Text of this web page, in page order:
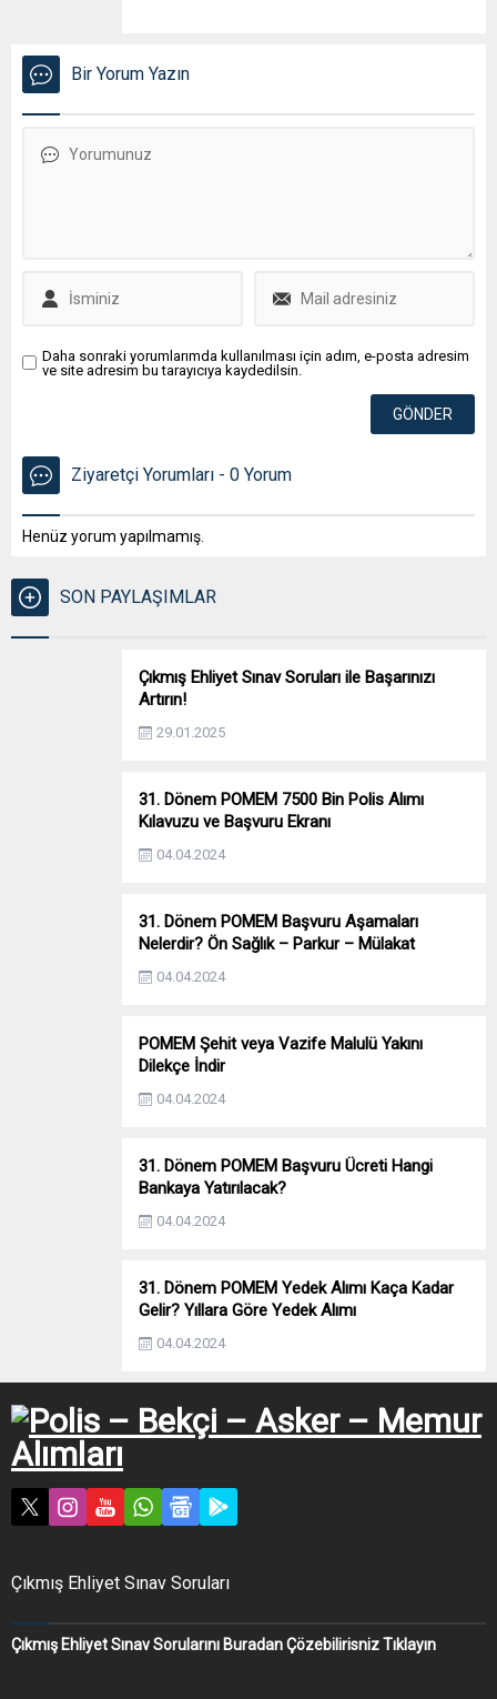
Bir Yorum Yazın
Daha sonraki yorumlarımda kullanılması için adım, e-posta adresim
ve site adresim bu tarayıcıya kaydedilsin.
Ziyaretçi Yorumları - 0 Yorum
Henüz yorum yapılmamış.
SON PAYLAŞIMLAR
Çıkmış Ehliyet Sınav Soruları ile Başarınızı
Artırın!
29.01.2025
31. Dönem POMEM 7500 Bin Polis Alımı
Kılavuzu ve Başvuru Ekranı
04.04.2024
31. Dönem POMEM Başvuru Aşamaları
Nelerdir? Ön Sağlık – Parkur – Mülakat
04.04.2024
POMEM Şehit veya Vazife Malulü Yakını
Dilekçe İndir
04.04.2024
31. Dönem POMEM Başvuru Ücreti Hangi
Bankaya Yatırılacak?
04.04.2024
31. Dönem POMEM Yedek Alımı Kaça Kadar
Gelir? Yıllara Göre Yedek Alımı
04.04.2024
Çıkmış Ehliyet Sınav Soruları
Çıkmış Ehliyet Sınav Sorularını Buradan Çözebilirisniz Tıklayın